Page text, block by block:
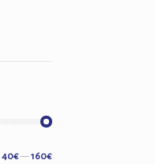
40€—160€